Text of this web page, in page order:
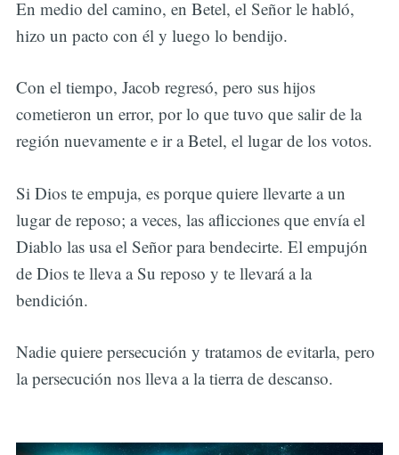
En medio del camino, en Betel, el Señor le habló,
hizo un pacto con él y luego lo bendijo.
Con el tiempo, Jacob regresó, pero sus hijos
cometieron un error, por lo que tuvo que salir de la
región nuevamente e ir a Betel, el lugar de los votos.
Si Dios te empuja, es porque quiere llevarte a un
lugar de reposo; a veces, las aflicciones que envía el
Diablo las usa el Señor para bendecirte. El empujón
de Dios te lleva a Su reposo y te llevará a la
bendición.
Nadie quiere persecución y tratamos de evitarla, pero
la persecución nos lleva a la tierra de descanso.